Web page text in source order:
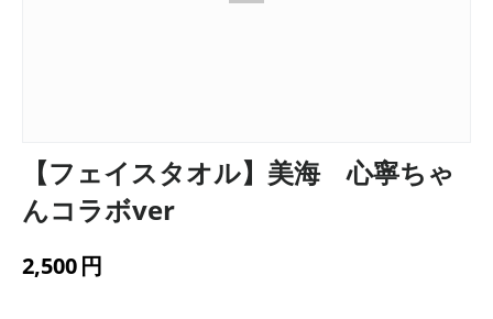
【フェイスタオル】美海 心寧ちゃ
んコラボver
2,500円